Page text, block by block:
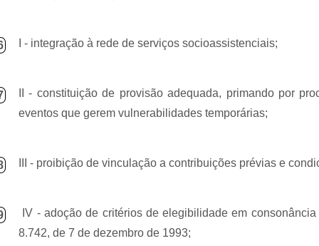
I - integração à rede de serviços socioassistenciais;
II - constituição de provisão adequada, primando por
eventos que gerem vulnerabilidades temporárias;
III - proibição de vinculação a contribuições prévias e
IV - adoção de critérios de elegibilidade em
8.742, de 7 de dezembro de 1993;